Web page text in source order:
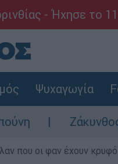
- Ήχησε το
Ψυχαγωγία
Ζάκυνθος: Τι απαντά
που οι φαν έχουν